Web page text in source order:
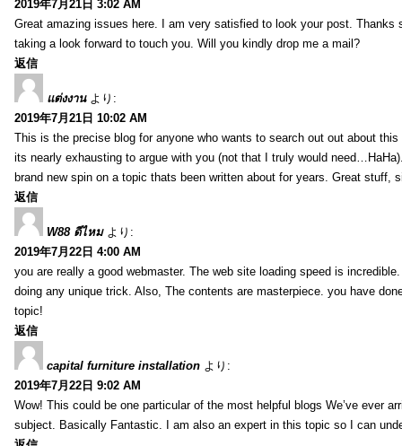
2019年7月21日 3:02 AM
Great amazing issues here. I am very satisfied to look your post. Thanks
taking a look forward to touch you. Will you kindly drop me a mail?
返信
แต่งงาน より:
2019年7月21日 10:02 AM
This is the precise blog for anyone who wants to search out out about
its nearly exhausting to argue with you (not that I truly would
brand new spin on a topic thats been written about for years. Great stuff,
返信
W88 ดีไหม より:
2019年7月22日 4:00 AM
you are really a good webmaster. The web site loading speed is
doing any unique trick. Also, The contents are masterpiece. you have
topic!
返信
capital furniture installation より:
2019年7月22日 9:02 AM
Wow! This could be one particular of the most helpful blogs We’ve ever
subject. Basically Fantastic. I am also an expert in this topic so I can